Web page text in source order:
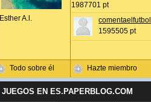
Esther A.l.
Todo sobre él
1987701 pt
comentaelfutbol
1595505 pt
Hazte miembro
JUEGOS EN ES.PAPERBLOG.COM